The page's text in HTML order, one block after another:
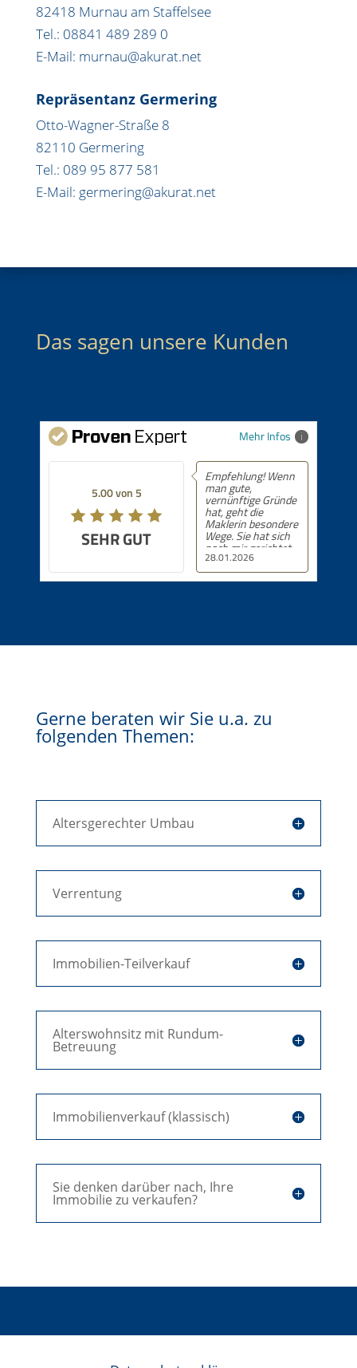
82418 Murnau am Staffelsee
Tel.: 08841 489 289 0
E-Mail: murnau@akurat.net
Repräsentanz Germering
Otto-Wagner-Straße 8
82110 Germering
Tel.: 089 95 877 581
E-Mail: germering@akurat.net
Das sagen unsere Kunden
Mehr Infos
5.00 von 5
SEHR GUT
Empfehlung! Wenn
man gute,
vernünftige Gründe
hat, geht die
Maklerin besondere
Wege. Sie hat sich
nach mir gerichtet
mit dem B. Termin,
obwohl es genug
Interessenten gab.
24.09.2025
Empfehlung! 5 von
5 Sternen.
Gerne beraten wir Sie u.a. zu
folgenden Themen:
Altersgerechter Umbau
Verrentung
Immobilien-Teilverkauf
Alterswohnsitz mit Rundum-
Betreuung
Immobilienverkauf (klassisch)
Sie denken darüber nach, Ihre
Immobilie zu verkaufen?